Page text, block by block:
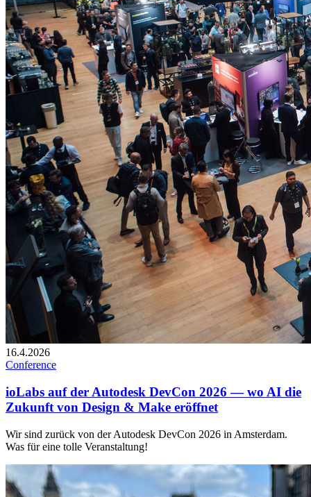
16.4.2026
Conference
ioLabs auf der Autodesk DevCon 2026 — wo AI die
Zukunft von Design & Make eröffnet
Wir sind zurück von der Autodesk DevCon 2026 in Amsterdam.
Was für eine tolle Veranstaltung!